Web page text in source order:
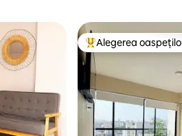
Locuință din topul
Alegerea